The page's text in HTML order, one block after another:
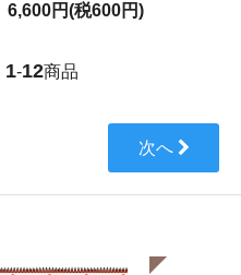
6,600円(税600円)
1-12商品
次へ